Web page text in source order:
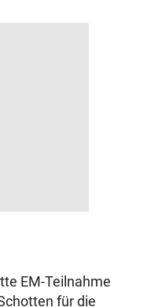
EM-Teilnahme
für die